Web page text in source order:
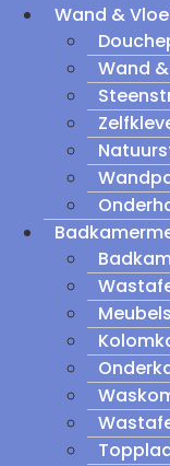
Wand &
Wand